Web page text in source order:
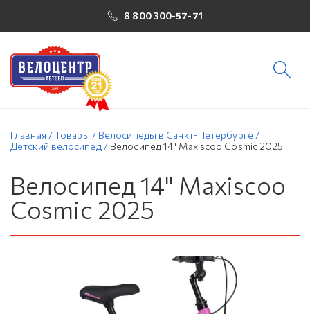
8 800 300-57-71
Главная /Товары / Велосипеды в Санкт-Петербурге /
Детский велосипед / Велосипед 14" Maxiscoo Cosmic 2025
Велосипед 14" Maxiscoo
Cosmic 2025